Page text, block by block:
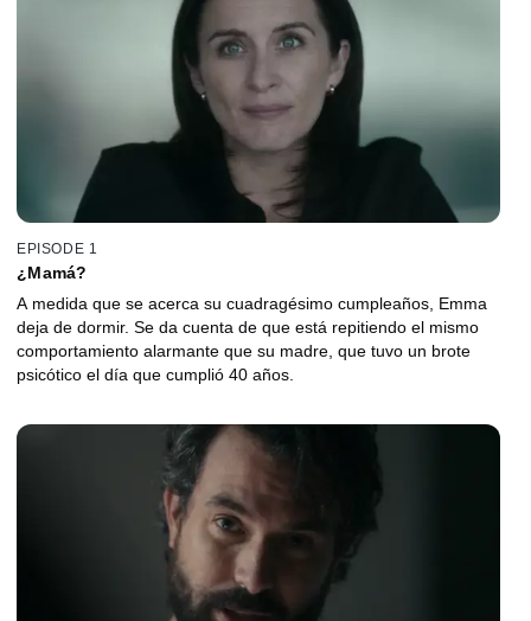
EPISODE 1
¿Mamá?
A medida que se acerca su cuadragésimo cumpleaños, Emma
deja de dormir. Se da cuenta de que está repitiendo el mismo
comportamiento alarmante que su madre, que tuvo un brote
psicótico el día que cumplió 40 años.